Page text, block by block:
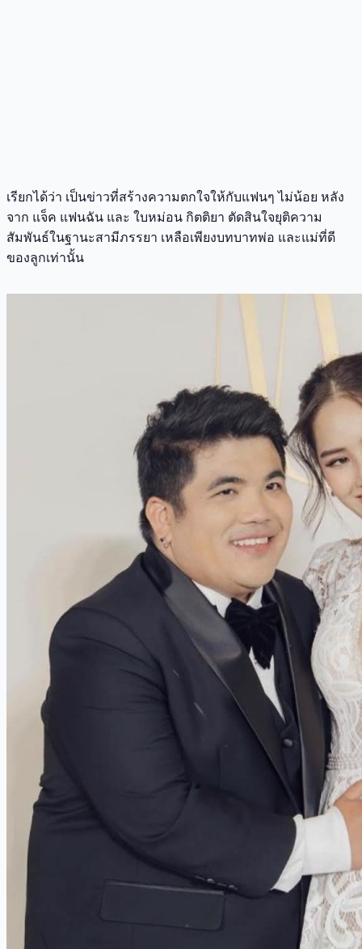
เรียกได้ว่า เป็นข่าวที่สร้างความตกใจให้กับแฟนๆ ไม่น้อย หลัง
จาก แจ็ค แฟนฉัน และ ใบหม่อน กิตติยา ตัดสินใจยุติความ
สัมพันธ์ในฐานะสามีภรรยา เหลือเพียงบทบาทพ่อ และแม่ที่ดี
ของลูกเท่านั้น